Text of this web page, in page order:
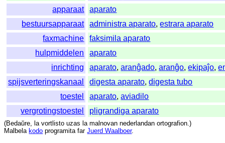
apparaat
aparato
bestuursapparaat
administra aparato,estrara aparato
faxmachine
faksimila aparato
hulpmiddelen
aparato
inrichting
aparato,aranĝado,aranĝo,ekipaĵo,
spijsverteringskanaal
digesta aparato,digesta tubo
toestel
aparato,aviadilo
vergrotingstoestel
pligrandiga aparato
(Bedaŭre, la vortlisto uzas la malnovan nederlandan ortografion.)
Malbela kodo programita far Juerd Waalboer.